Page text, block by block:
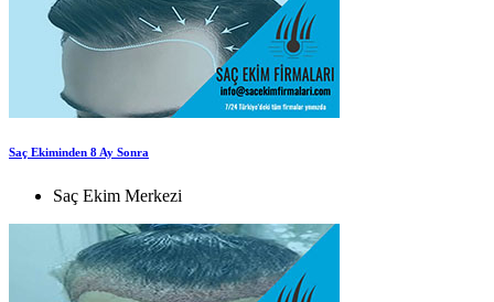
Saç Ekiminden 8 Ay Sonra
Saç Ekim Merkezi